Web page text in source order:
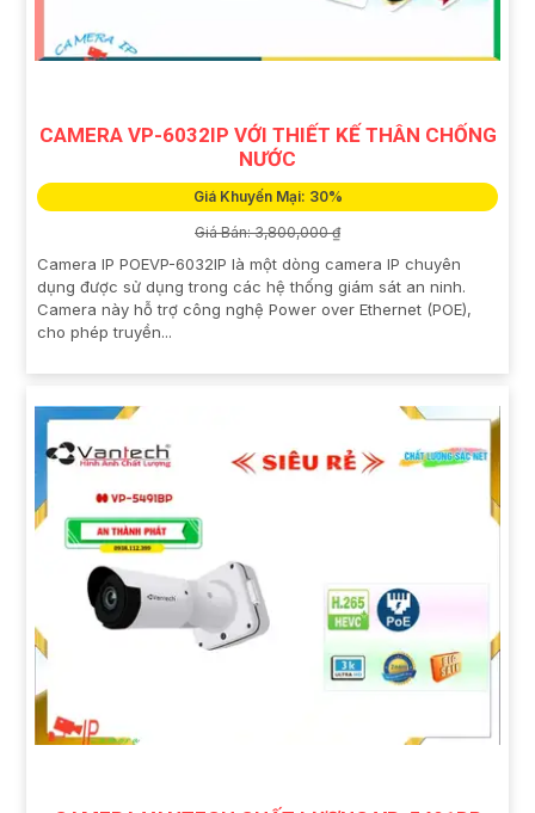
CAMERA VP-6032IP VỚI THIẾT KẾ THÂN CHỐNG
NƯỚC
Giá Khuyến Mại: 30%
Giá Bán: 3,800,000 ₫
Camera IP POEVP-6032IP là một dòng camera IP chuyên
dụng được sử dụng trong các hệ thống giám sát an ninh.
Camera này hỗ trợ công nghệ Power over Ethernet (POE),
cho phép truyền...